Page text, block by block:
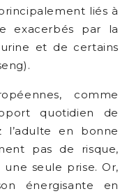
liés à
exacerbés par la
et de certains
comme
quotidien de
l’adulte en bonne
pas de risque,
seule prise. Or,
énergisante en